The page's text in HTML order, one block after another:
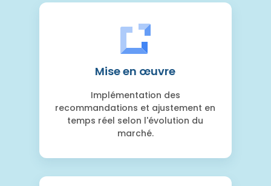
Mise en œuvre
Implémentation des
recommandations et ajustement en
temps réel selon l'évolution du
marché.